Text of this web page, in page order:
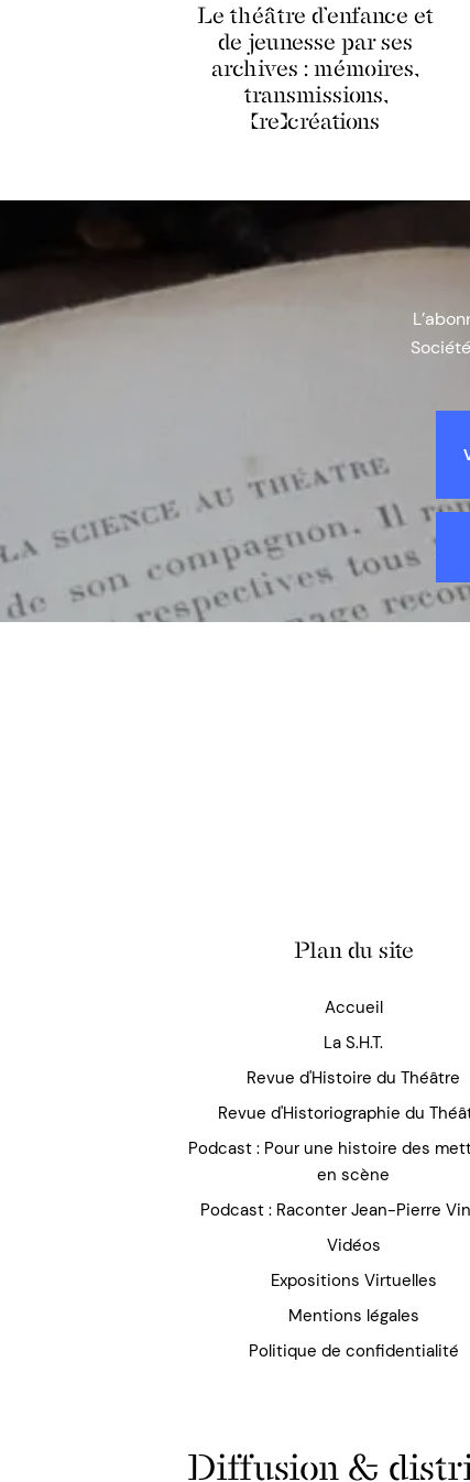
Le théâtre d’enfance et
de jeunesse par ses
archives : mémoires,
transmissions,
(re)créations
Plan du site
Accueil
La S.H.T.
Revue d'Histoire du Théâtre
Revue d'Historiographie du
Podcast : Pour une histoire des
en scène
Podcast : Raconter Jean-Pierre
Vidéos
Expositions Virtuelles
Mentions légales
Politique de confidentialité
Diffusion &